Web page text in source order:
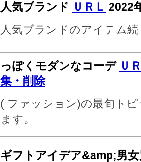
人気ブランド ＵＲＬ 2022
人気ブランドのアイテム
っぽくモダンなコーデ Ｕ
集・削除
( ファッション)の最旬ト
ます。
ギフトアイデア&amp;男